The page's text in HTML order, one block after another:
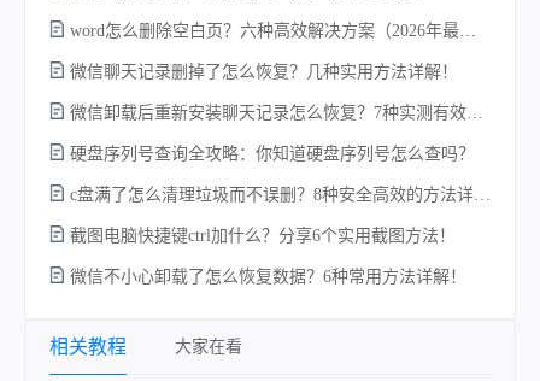
word怎么删除空白页？六种高效解决方案（2026年最新实操指南）！
微信聊天记录删掉了怎么恢复？几种实用方法详解！
微信卸载后重新安装聊天记录怎么恢复？7种实测有效的恢复方案详解！
硬盘序列号查询全攻略：你知道硬盘序列号怎么查吗？
c盘满了怎么清理垃圾而不误删？8种安全高效的方法详解+误删恢复指南！
截图电脑快捷键ctrl加什么？分享6个实用截图方法！
微信不小心卸载了怎么恢复数据？6种常用方法详解！
相关教程 大家在看